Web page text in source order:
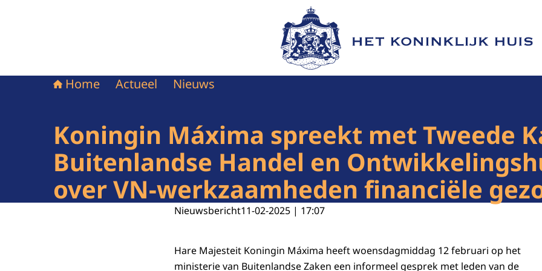
Naar de homepage van Het Koninklijk Huis
Home Actueel Nieuws
Koningin Máxima spreekt met Tweede
Buitenlandse Handel en
over VN-werkzaamheden financiële
Nieuwsbericht11-02-2025 | 17:07
Hare Majesteit Koningin Máxima heeft woensdagmiddag 12 februari op het
ministerie van Buitenlandse Zaken een informeel gesprek met leden van de